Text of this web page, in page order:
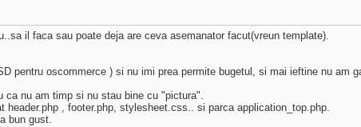
il faca sau poate deja are ceva asemanator facut(vreun template).
pentru oscommerce ) si nu imi prea permite bugetul, si mai ieftine nu am
nu am timp si nu stau bine cu "pictura".
, footer.php, stylesheet.css.. si parca application_top.php.
bun gust.